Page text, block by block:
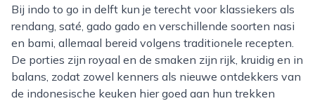
Bij indo to go in delft kun je terecht voor klassiekers als
rendang, saté, gado gado en verschillende soorten nasi
en bami, allemaal bereid volgens traditionele recepten.
De porties zijn royaal en de smaken zijn rijk, kruidig en in
balans, zodat zowel kenners als nieuwe ontdekkers van
de indonesische keuken hier goed aan hun trekken